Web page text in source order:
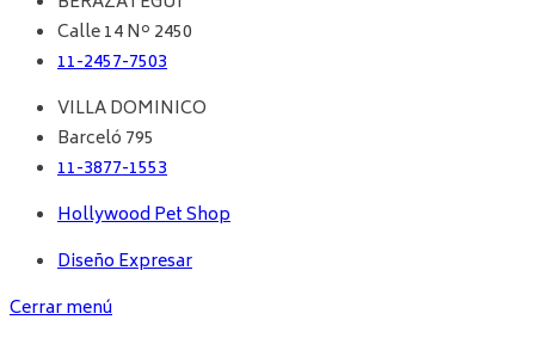
Calle 14 Nº 2450
11-2457-7503
VILLA DOMINICO
Barceló 795
11-3877-1553
Hollywood Pet Shop
Diseño Expresar
Cerrar menú